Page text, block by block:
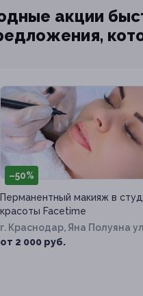
акции
–50%
Перманентный макияж в
красоты Facetime
г. Краснодар, Яна Полуяна
д. 51/1
от 2 000 руб.